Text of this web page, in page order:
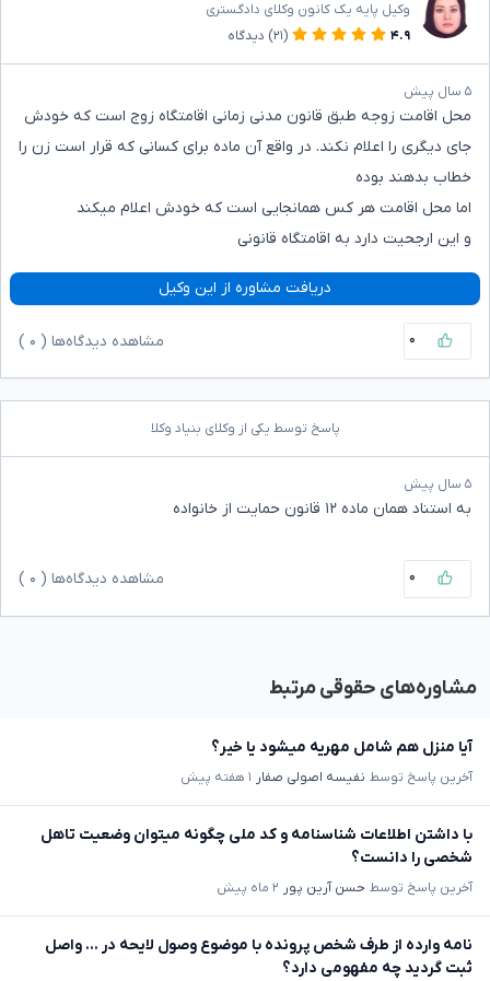
وکیل پایه یک کانون وکلای دادگستری
۴.۹
(۲۱) دیدگاه
۵ سال پیش
محل اقامت زوجه طبق قانون مدنی زمانی اقامتگاه زوج است که خودش
جای دیگری را اعلام نکند. در واقع آن ماده برای کسانی که قرار است زن را
خطاب بدهند بوده
اما محل اقامت هر کس همانجایی است که خودش اعلام میکند
و این ارجحیت دارد به اقامتگاه قانونی
دریافت مشاوره از این وکیل
۰ مشاهده دیدگاه‌ها ( ۰
پاسخ توسط یکی از وکلای بنیاد وکلا
۵ سال پیش
به استناد همان ماده ۱۲ قانون حمایت از خانواده
۰ مشاهده دیدگاه‌ها ( ۰
مشاوره‌های حقوقی مرتبط
آیا منزل هم شامل مهریه میشود یا خیر؟
آخرین پاسخ توسط نفیسه اصولی صفار ۱ هفته پیش
با داشتن اطلاعات شناسنامه و کد ملی چگونه میتوان وضعیت تاهل
شخصی را دانست؟
آخرین پاسخ توسط حسن آرین پور ۲ ماه پیش
نامه وارده از طرف شخص پرونده با موضوع وصول لایحه در ... واصل
ثبت گردید چه مفهومی دارد؟